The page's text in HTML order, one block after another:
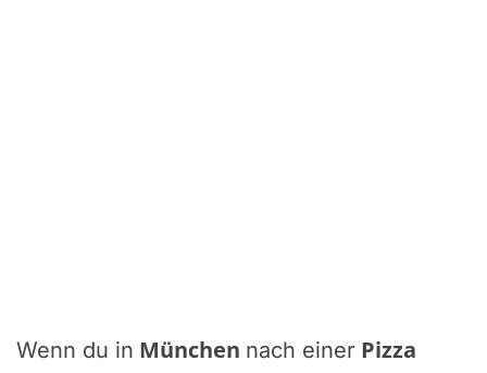
Wenn du in München nach einer Pizza